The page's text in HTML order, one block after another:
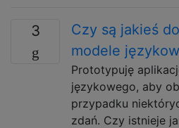
3
Czy są jakieś
modele
Prototypuję
językowego, aby
przypadku
zdań. Czy istnieje